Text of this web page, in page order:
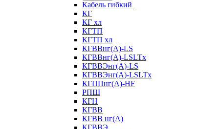
Кабель гибкий
КГ
КГ хл
КГТП
КГТП хл
КГВВнг(А)-LS
КГВВнг(А)-LSLTx
КГВВЭнг(А)-LS
КГВВЭнг(А)-LSLTx
КГППнг(А)-HF
РПШ
КГН
КГВВ
КГВВ нг(А)
КГВВЭ